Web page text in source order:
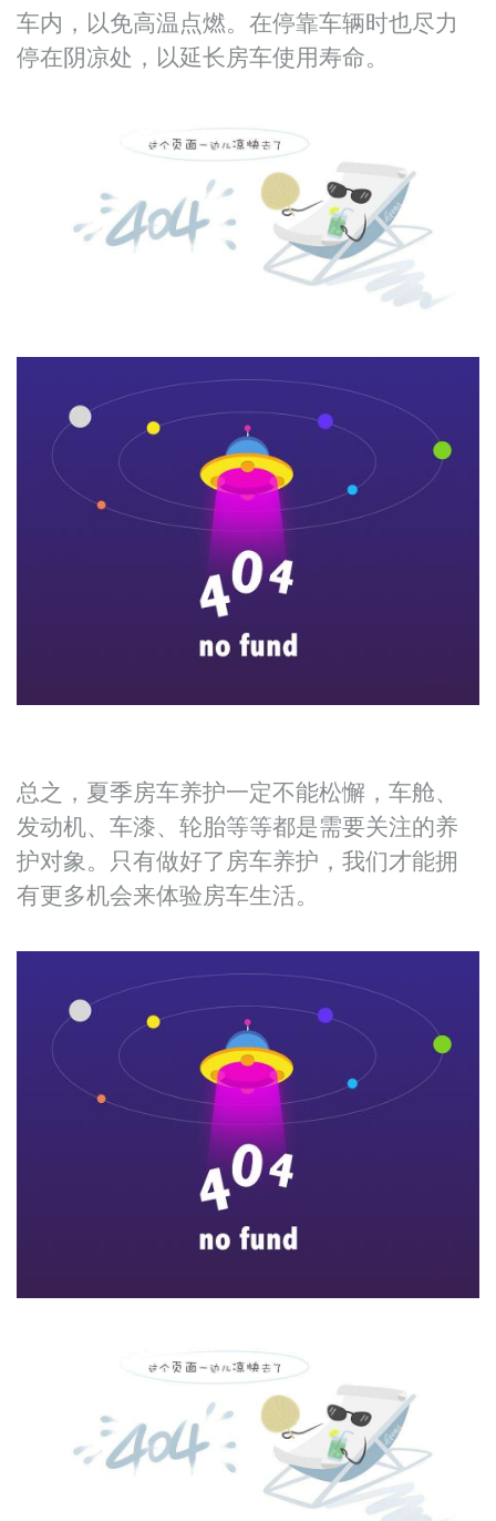
车内，以免高温点燃。在停靠车辆时也尽力
停在阴凉处，以延长房车使用寿命。
总之，夏季房车养护一定不能松懈，车舱、
发动机、车漆、轮胎等等都是需要关注的养
护对象。只有做好了房车养护，我们才能拥
有更多机会来体验房车生活。